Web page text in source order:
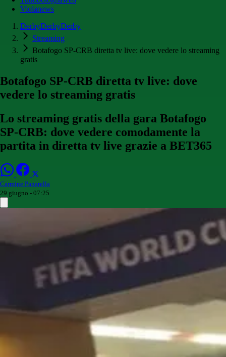
Violanews
DerbyDerbyDerby
Streaming
Botafogo SP-CRB diretta tv live: dove vedere lo streaming
gratis
Botafogo SP-CRB diretta tv live: dove
vedere lo streaming gratis
Lo streaming gratis della gara Botafogo
SP-CRB: dove vedere comodamente la
partita in diretta tv live grazie a BET365
Carmine Panarella
29 giugno - 07:25